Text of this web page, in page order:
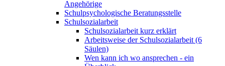
Angehörige
Schulpsychologische Beratungsstelle
Schulsozialarbeit
Schulsozialarbeit kurz erklärt
Arbeitsweise der Schulsozialarbeit (6
Säulen)
Wen kann ich wo ansprechen - ein